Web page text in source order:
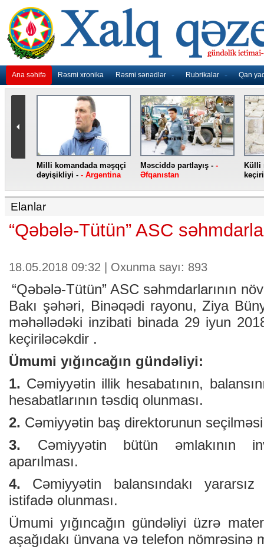
Ana səhifə Rəsmi xronika Rəsmi sənədlər Rubrikalar Qan
Milli komandada məşqçi
dəyişikliyi - - Argentina
Məsciddə partlayış - -
Əfqanıstan
Külli
Elanlar
“Qəbələ-Tütün” ASC
18.05.2018 09:32 | Oxunma sayı: 893
“Qəbələ-Tütün” ASC səhmdarlarının
Bakı şəhəri, Binəqədi rayonu, Ziya
məhəllədəki inzibati binada 29 iyun
keçiriləcəkdir .
Ümumi yığıncağın gündəliyi:
1. Cəmiyyətin illik hesabatının,
hesabatlarının təsdiq olunması.
2. Cəmiyyətin baş direktorunun
3. Cəmiyyətin bütün əmlakının
aparılması.
4. Cəmiyyətin balansındakı yararsız
istifadə olunması.
Ümumi yığıncağın gündəliyi üzrə
aşağıdakı ünvana və telefon nömrəsinə